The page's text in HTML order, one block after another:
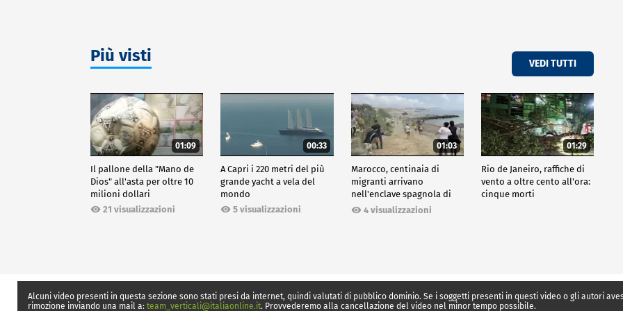
Più visti VEDI TUTTI
01:09
Il pallone della "Mano de
Dios" all'asta per oltre 10
milioni dollari
21 visualizzazioni
00:33
A Capri i 220 metri del più
grande yacht a vela del
mondo
5 visualizzazioni
01:03
Marocco, centinaia di
migranti arrivano
nell'enclave spagnola di
Ceuta4 visualizzazioni
01:29
Rio de Janeiro, raffiche di
vento a oltre cento all'ora:
cinque morti
Alcuni video presenti in questa sezione sono stati presi da internet, quindi valutati di pubblico dominio. Se i soggetti presenti in questi video o gli autori
rimozione inviando una mail a: team_verticali@italiaonline.it. Provvederemo alla cancellazione del video nel minor tempo possibile.